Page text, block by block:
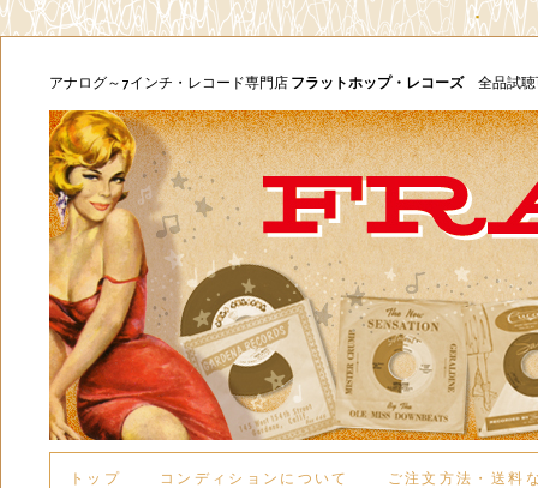
アナログ～7インチ・レコード専門店 フラットホップ・レコーズ全品試
トップ コンディションについて ご注文方法・送料